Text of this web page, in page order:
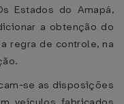
Estados do Amapá,
a obtenção do
regra de controle, na
se as disposições